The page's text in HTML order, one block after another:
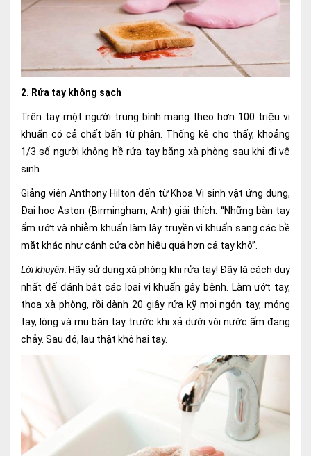
Nội soi tiêu hóa
Các gói khám sức khỏe
Gói khám sức khỏe cá nhân định kỳ
Gói khám tầm soát ung thư sớm
Gói quản lý mạn tính
Dịch vụ ưu đãi đặc biệt
Bác sĩ gia đình chăm sóc y tế 24/7
Nhà thuốc GPP
Dịch vụ Y tế gia đình – MEDI-HOME
Lấy mẫu xét nghiệm tại nhà
HỎI ĐÁP
TRA CỨU HỒ SƠ
2. Rửa tay không sạch
Trên tay một người trung bình mang theo hơn 100 triệu vi
khuẩn có cả chất bẩn từ phân. Thống kê cho thấy, khoảng
1/3 số người không hề rửa tay bằng xà phòng sau khi đi vệ
sinh.
Giảng viên Anthony Hilton đến từ Khoa Vi sinh vật ứng dụng,
Đại học Aston (Birmingham, Anh) giải thích: “Những bàn tay
ẩm ướt và nhiễm khuẩn làm lây truyền vi khuẩn sang các bề
mặt khác như cánh cửa còn hiệu quả hơn cả tay khô”.
Lời khuyên: Hãy sử dụng xà phòng khi rửa tay! Đây là cách duy
nhất để đánh bật các loại vi khuẩn gây bệnh. Làm ướt tay,
thoa xà phòng, rồi dành 20 giây rửa kỹ mọi ngón tay, móng
tay, lòng và mu bàn tay trước khi xả dưới vòi nước ấm đang
chảy. Sau đó, lau thật khô hai tay.